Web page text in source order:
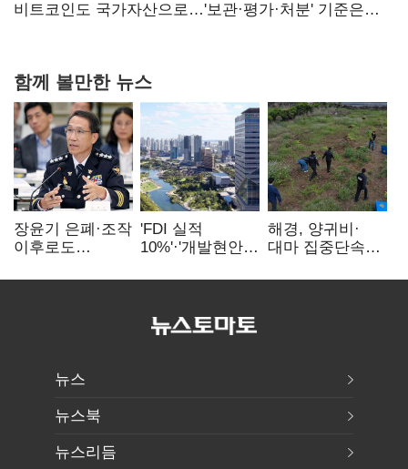
20억 키맞추기
비트코인도 국가자산으로…'보관·평가·처분' 기준은
함께 볼만한 뉴스
장윤기 은폐·조작
이후로도
내부비위…경찰
'FDI 실적
10%'·'개발현안
인천경제청장
해경, 양귀비·
대마 집중단속…
249명 검거
뉴스
뉴스북
뉴스리듬